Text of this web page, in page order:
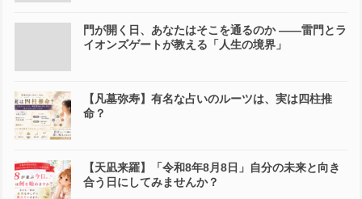
門が開く日、あなたはそこを通るのか ――雷門とラ
イオンズゲートが教える「人生の境界」
【凡墓弥寿】有名な占いのルーツは、実は四柱推
命？
【天凪来羅】「令和8年8月8日」自分の未来と向き
合う日にしてみませんか？